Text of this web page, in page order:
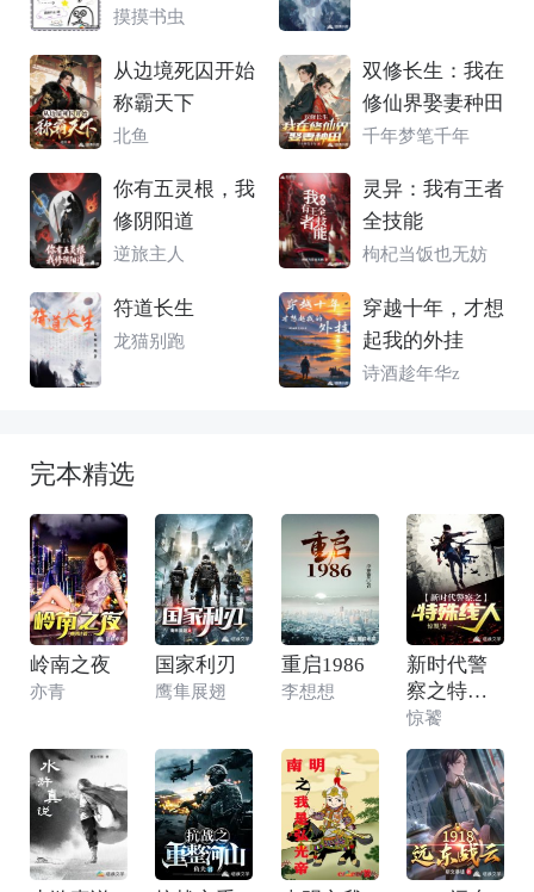
了
摸摸书虫
从边境死囚开始
称霸天下
北鱼
双修长生：我在
修仙界娶妻种田
千年梦笔千年
你有五灵根，我
修阴阳道
逆旅主人
灵异：我有王者
全技能
枸杞当饭也无妨
符道长生
龙猫别跑
穿越十年，才想
起我的外挂
诗酒趁年华z
完本精选
岭南之夜
亦青
国家利刃
鹰隼展翅
重启1986
李想想
新时代警
察之特殊
线人
惊饕